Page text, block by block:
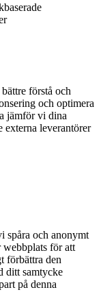
förstå och
och optimera
jämför vi dina
externa leverantörer
spåra och anonymt
webbplats för att
förbättra den
ditt samtycke
på denna